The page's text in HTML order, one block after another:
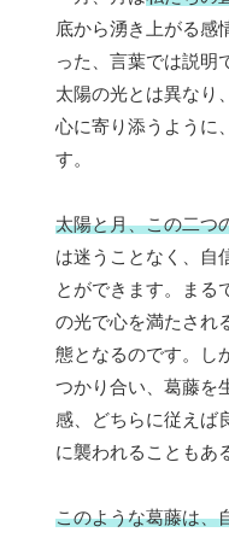
底から湧き上がる感
った、言葉では説明
太陽の光とは異なり
心に寄り添うように
す。
太陽と月、この二つ
は迷うことなく、自
とができます。まる
の光で心を満たされ
態となるのです。し
つかり合い、葛藤を
感、どちらに従えば
に襲われることもあ
このような葛藤は、